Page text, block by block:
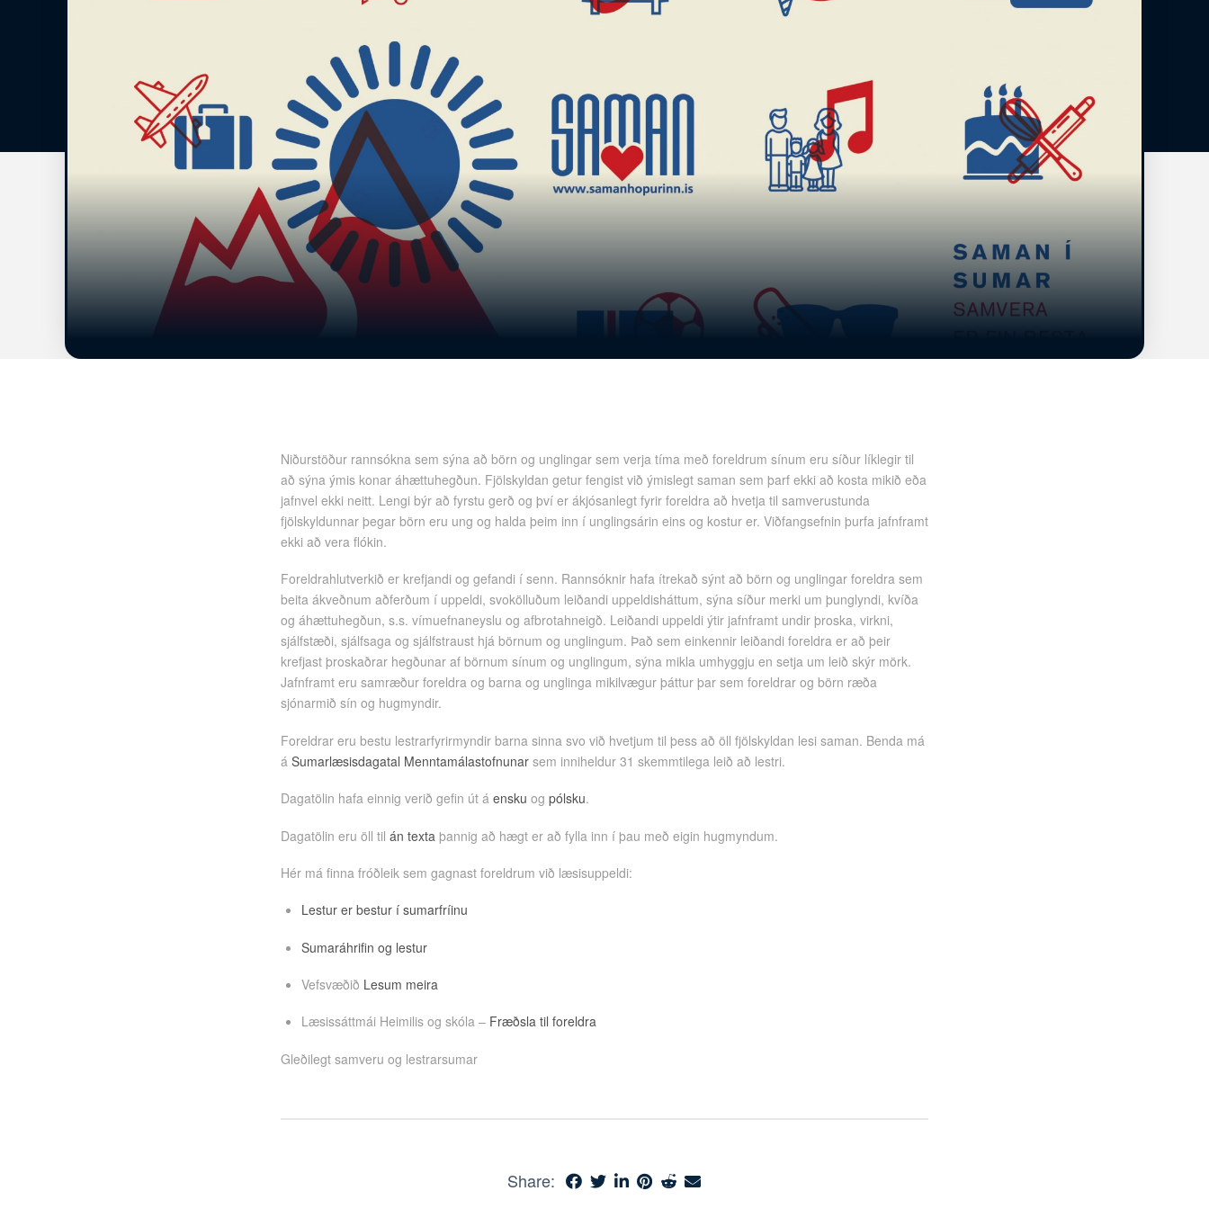
Niðurstöður rannsókna sem sýna að börn og unglingar sem verja tíma með foreldrum sínum eru síður líklegir til
að sýna ýmis konar áhættuhegðun. Fjölskyldan getur fengist við ýmislegt saman sem þarf ekki að kosta mikið eða
jafnvel ekki neitt. Lengi býr að fyrstu gerð og því er ákjósanlegt fyrir foreldra að hvetja til samverustunda
fjölskyldunnar þegar börn eru ung og halda þeim inn í unglingsárin eins og kostur er. Viðfangsefnin þurfa jafnframt
ekki að vera flókin.
Foreldrahlutverkið er krefjandi og gefandi í senn. Rannsóknir hafa ítrekað sýnt að börn og unglingar foreldra sem
beita ákveðnum aðferðum í uppeldi, svokölluðum leiðandi uppeldisháttum, sýna síður merki um þunglyndi, kvíða
og áhættuhegðun, s.s. vímuefnaneyslu og afbrotahneigð. Leiðandi uppeldi ýtir jafnframt undir þroska, virkni,
sjálfstæði, sjálfsaga og sjálfstraust hjá börnum og unglingum. Það sem einkennir leiðandi foreldra er að þeir
krefjast þroskaðrar hegðunar af börnum sínum og unglingum, sýna mikla umhyggju en setja um leið skýr mörk.
Jafnframt eru samræður foreldra og barna og unglinga mikilvægur þáttur þar sem foreldrar og börn ræða
sjónarmið sín og hugmyndir.
Foreldrar eru bestu lestrarfyrirmyndir barna sinna svo við hvetjum til þess að öll fjölskyldan lesi saman. Benda má
á Sumarlæsisdagatal Menntamálastofnunarsem inniheldur 31 skemmtilega leið að lestri.
Dagatölin hafa einnig verið gefin út á ensku og pólsku.
Dagatölin eru öll til án texta þannig að hægt er að fylla inn í þau með eigin hugmyndum.
Hér má finna fróðleik sem gagnast foreldrum við læsisuppeldi:
Lestur er bestur í sumarfríinu
Sumaráhrifin og lestur
Vefsvæðið Lesum meira
Læsissáttmái Heimilis og skóla – Fræðsla til foreldra
Gleðilegt samveru og lestrarsumar
Share: